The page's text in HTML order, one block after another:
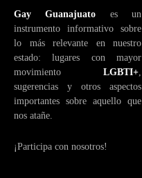
Gay Guanajuato es un
instrumento informativo sobre
lo más relevante en nuestro
estado: lugares con mayor
movimiento LGBTI+
sugerencias y otros aspectos
importantes sobre aquello que
nos atañe.
¡Participa con nosotros!